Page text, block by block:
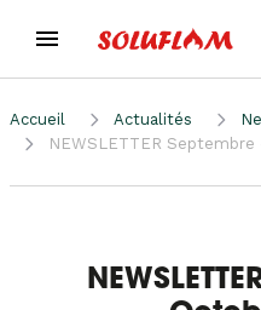
Accueil Actualités
NEWSLETTER